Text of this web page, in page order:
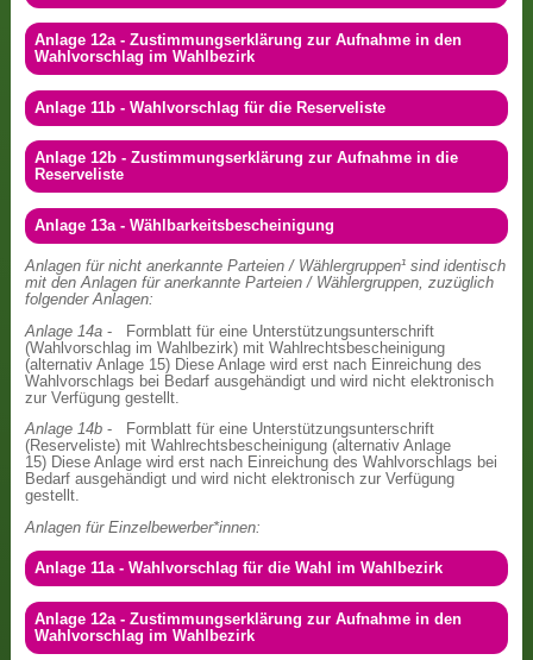
Anlage 12a - Zustimmungserklärung zur Aufnahme in den
Wahlvorschlag im Wahlbezirk
Anlage 11b - Wahlvorschlag für die Reserveliste
Anlage 12b - Zustimmungserklärung zur Aufnahme in die
Reserveliste
Anlage 13a - Wählbarkeitsbescheinigung
Anlagen für nicht anerkannte Parteien / Wählergruppen¹ sind identisch
mit den Anlagen für anerkannte Parteien / Wählergruppen, zuzüglich
folgender Anlagen:
Anlage 14a - Formblatt für eine Unterstützungsunterschrift
(Wahlvorschlag im Wahlbezirk) mit Wahlrechtsbescheinigung
(alternativ Anlage 15) Diese Anlage wird erst nach Einreichung des
Wahlvorschlags bei Bedarf ausgehändigt und wird nicht elektronisch
zur Verfügung gestellt.
Anlage 14b - Formblatt für eine Unterstützungsunterschrift
(Reserveliste) mit Wahlrechtsbescheinigung (alternativ Anlage
15) Diese Anlage wird erst nach Einreichung des Wahlvorschlags bei
Bedarf ausgehändigt und wird nicht elektronisch zur Verfügung
gestellt.
Anlagen für Einzelbewerber*innen:
Anlage 11a - Wahlvorschlag für die Wahl im Wahlbezirk
Anlage 12a - Zustimmungserklärung zur Aufnahme in den
Wahlvorschlag im Wahlbezirk